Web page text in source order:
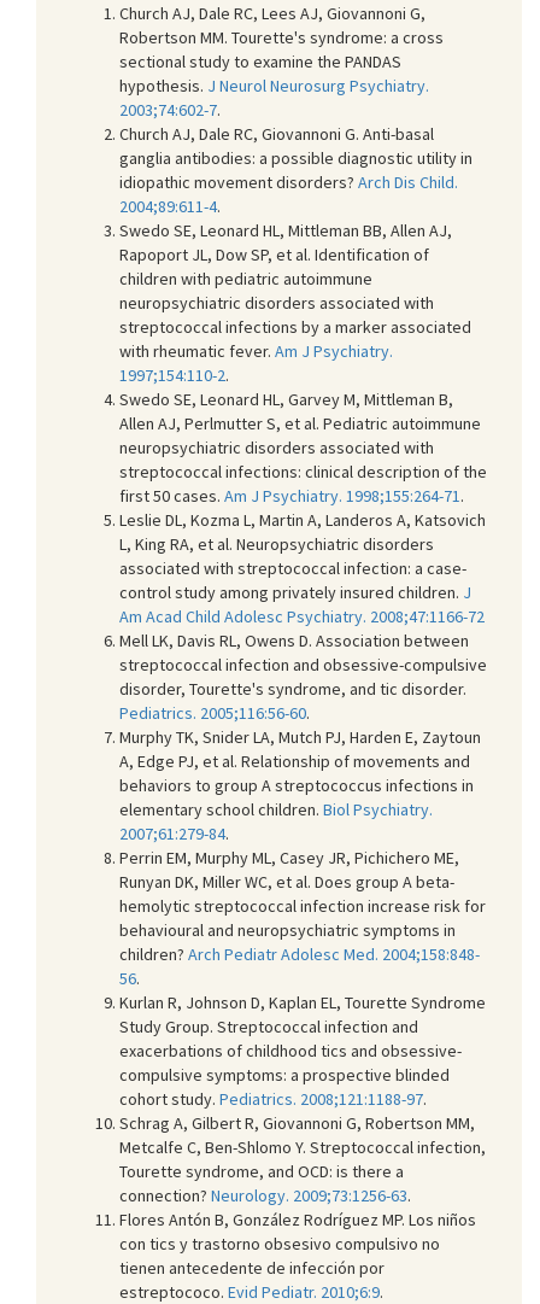
Church AJ, Dale RC, Lees AJ, Giovannoni G,
Robertson MM. Tourette's syndrome: a cross
sectional study to examine the PANDAS
hypothesis. J Neurol Neurosurg Psychiatry.
2003;74:602-7.
Church AJ, Dale RC, Giovannoni G. Anti-basal
ganglia antibodies: a possible diagnostic utility in
idiopathic movement disorders? Arch Dis Child.
2004;89:611-4.
Swedo SE, Leonard HL, Mittleman BB, Allen AJ,
Rapoport JL, Dow SP, et al. Identification of
children with pediatric autoimmune
neuropsychiatric disorders associated with
streptococcal infections by a marker associated
with rheumatic fever. Am J Psychiatry.
1997;154:110-2.
Swedo SE, Leonard HL, Garvey M, Mittleman B,
Allen AJ, Perlmutter S, et al. Pediatric autoimmune
neuropsychiatric disorders associated with
streptococcal infections: clinical description of the
first 50 cases. Am J Psychiatry. 1998;155:264-71 .
Leslie DL, Kozma L, Martin A, Landeros A, Katsovich
L, King RA, et al. Neuropsychiatric disorders
associated with streptococcal infection: a case-
control study among privately insured children. J
Am Acad Child Adolesc Psychiatry. 2008;47:1166-72
Mell LK, Davis RL, Owens D. Association between
streptococcal infection and obsessive-compulsive
disorder, Tourette's syndrome, and tic disorder.
Pediatrics. 2005;116:56-60.
Murphy TK, Snider LA, Mutch PJ, Harden E, Zaytoun
A, Edge PJ, et al. Relationship of movements and
behaviors to group A streptococcus infections in
elementary school children. Biol Psychiatry.
2007;61:279-84.
Perrin EM, Murphy ML, Casey JR, Pichichero ME,
Runyan DK, Miller WC, et al. Does group A beta-
hemolytic streptococcal infection increase risk for
behavioural and neuropsychiatric symptoms in
children? Arch Pediatr Adolesc Med. 2004;158:848-
56.
Kurlan R, Johnson D, Kaplan EL, Tourette Syndrome
Study Group. Streptococcal infection and
exacerbations of childhood tics and obsessive-
compulsive symptoms: a prospective blinded
cohort study. Pediatrics. 2008;121:1188-97.
Schrag A, Gilbert R, Giovannoni G, Robertson MM,
Metcalfe C, Ben-Shlomo Y. Streptococcal infection,
Tourette syndrome, and OCD: is there a
connection? Neurology. 2009;73:1256-63.
Flores Antón B, González Rodríguez MP. Los niños
con tics y trastorno obsesivo compulsivo no
tienen antecedente de infección por
estreptococo. Evid Pediatr. 2010;6:9.